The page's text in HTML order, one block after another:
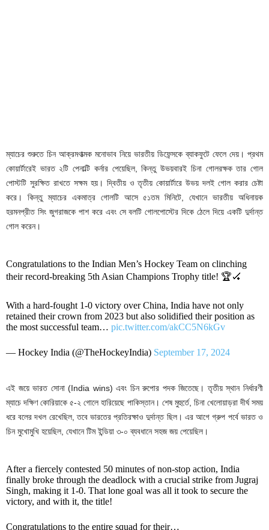
ম্যাচের শুরুতে চিন আক্রমণাত্মক মনোভাব নিয়ে ভারতীয় ডিফেন্সকে ব্যাকফুটে ফেলে দেয়। প্রথম
কোয়ার্টারেই ভারত ২টি পেনাল্টি কর্নার পেয়েছিল, কিন্তু উভয়বারই চিনা গোলরক্ষক তার গোল
পোস্টটি সুরক্ষিত রাখতে সক্ষম হয়। দ্বিতীয় ও তৃতীয় কোয়ার্টারে উভয় দলই গোল করার চেষ্টা
করে। কিন্তু ম্যাচের একমাত্র গোলটি আসে ৫১তম মিনিটে, যেখানে ভারতীয় অধিনায়ক
হরমনপ্রীত সিং জুগরাজকে পাশ করে এবং সে বলটি গোলপোস্টের দিকে ঠেলে দিয়ে একটি দুর্দান্ত
গোল করেন।
Congratulations to the Indian Men’s Hockey Team on clinching
their record-breaking 5th Asian Champions Trophy title! 🏆🏑
With a hard-fought 1-0 victory over China, India have not only
retained their crown from 2023 but also solidified their position as
the most successful team… pic.twitter.com/akCC5N6kGv
— Hockey India (@TheHockeyIndia) September 17, 2024
এই জয়ে ভারত সোনা (India wins) এবং চিন রুপোর পদক জিতেছে। তৃতীয় স্থান নির্ধারণী
ম্যাচে দক্ষিণ কোরিয়াকে ৫-২ গোলে হারিয়েছে পাকিস্তান। শেষ মুহুর্তে, চিনা খেলোয়াড়রা দীর্ঘ সময়
ধরে বলের দখল রেখেছিল, তবে ভারতের প্রতিরক্ষাও দুর্দান্ত ছিল। এর আগে গ্রুপ পর্বে ভারত ও
চিন মুখোমুখি হয়েছিল, যেখানে টিম ইন্ডিয়া ৩-০ ব্যবধানে সহজ জয় পেয়েছিল।
After a fiercely contested 50 minutes of non-stop action, India
finally broke through the deadlock with a crucial strike from Jugraj
Singh, making it 1-0. That lone goal was all it took to secure the
victory, and with it, the title!
Congratulations to the entire squad for their…